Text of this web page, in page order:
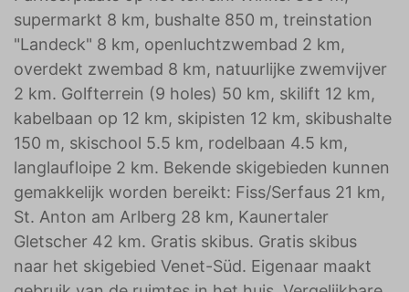
supermarkt 8 km, bushalte 850 m, treinstation
"Landeck" 8 km, openluchtzwembad 2 km,
overdekt zwembad 8 km, natuurlijke zwemvijver
2 km. Golfterrein (9 holes) 50 km, skilift 12 km,
kabelbaan op 12 km, skipisten 12 km, skibushalte
150 m, skischool 5.5 km, rodelbaan 4.5 km,
langlaufloipe 2 km. Bekende skigebieden kunnen
gemakkelijk worden bereikt: Fiss/Serfaus 21 km,
St. Anton am Arlberg 28 km, Kaunertaler
Gletscher 42 km. Gratis skibus. Gratis skibus
naar het skigebied Venet-Süd. Eigenaar maakt